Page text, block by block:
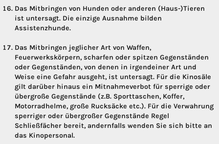
Das Mitbringen von Hunden oder anderen (Haus-)Tieren
ist untersagt. Die einzige Ausnahme bilden
Assistenzhunde.
Das Mitbringen jeglicher Art von Waffen,
Feuerwerkskörpern, scharfen oder spitzen Gegenständen
oder Gegenständen, von denen in irgendeiner Art und
Weise eine Gefahr ausgeht, ist untersagt. Für die Kinosäle
gilt darüber hinaus ein Mitnahmeverbot für sperrige oder
übergroße Gegenstände (z.B. Sporttaschen, Koffer,
Motorradhelme, große Rucksäcke etc.). Für die Verwahrung
sperriger oder übergroßer Gegenstände Regel
Schließfächer bereit, andernfalls wenden Sie sich bitte an
das Kinopersonal.